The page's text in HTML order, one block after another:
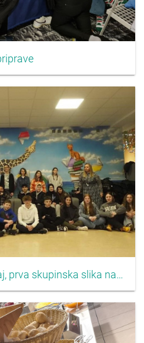
109 Končno vsi skupaj, prva skupinska slika na poljski šoli